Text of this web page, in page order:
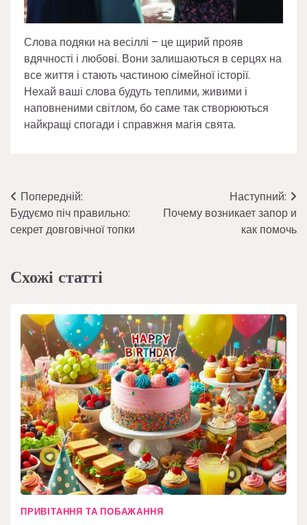
Слова подяки на весіллі – це щирий прояв
вдячності і любові. Вони залишаються в серцях на
все життя і стають частиною сімейної історії.
Нехай ваші слова будуть теплими, живими і
наповненими світлом, бо саме так створюються
найкращі спогади і справжня магія свята.
Навігація
записів
Попередній:
Будуємо піч правильно:
секрет довговічної топки
Наступний:
Почему возникает запор и
как помочь
Схожі статті
ПРИВІТАННЯ ТА ПОБАЖАННЯ